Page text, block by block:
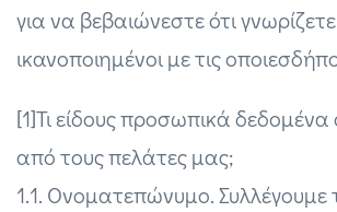
για να βεβαιώνεστε ότι
ικανοποιημένοι με τις
[1]Τι είδους προσωπικά
από τους πελάτες μας;
1.1. Ονοματεπώνυμο. Συλλέγουμε